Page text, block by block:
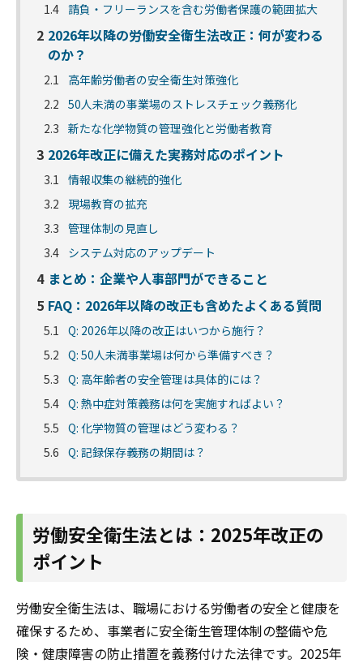
1.4 請負・フリーランスを含む労働者保護の範囲拡大
2 2026年以降の労働安全衛生法改正：何が変わる
のか？
2.1
高年齢労働者の安全衛生対策強化
2.2 50人未満の事業場のストレスチェック義務化
2.3 新たな化学物質の管理強化と労働者教育
3 2026年改正に備えた実務対応のポイント
3.1 情報収集の継続的強化
3.2
現場教育の拡充
3.3 管理体制の見直し
3.4 システム対応のアップデート
4 まとめ：企業や人事部門ができること
5 FAQ：2026年以降の改正も含めたよくある質問
5.1 Q: 2026年以降の改正はいつから施行？
5.2 Q: 50人未満事業場は何から準備すべき？
5.3 Q: 高年齢者の安全管理は具体的には？
5.4 Q: 熱中症対策義務は何を実施すればよい？
5.5 Q: 化学物質の管理はどう変わる？
5.6 Q: 記録保存義務の期間は？
労働安全衛生法とは：2025年改正の
ポイント
労働安全衛生法は、職場における労働者の安全と健康を
確保するため、事業者に安全衛生管理体制の整備や危
険・健康障害の防止措置を義務付けた法律です。2025年